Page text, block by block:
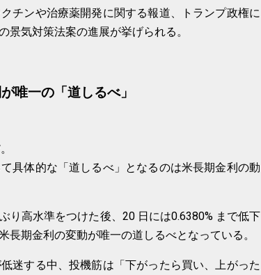
チンや治療薬開発に関する報道、トランプ政権に
景気対策法案の進展が挙げられる。
唯一の「道しるべ」
具体的な「道しるべ」となるのは米長期金利の動
り高水準をつけた後、20 日には0.6380% まで低下
期金利の変動が唯一の道しるべとなっている。
迷する中、投機筋は「下がったら買い、上がった